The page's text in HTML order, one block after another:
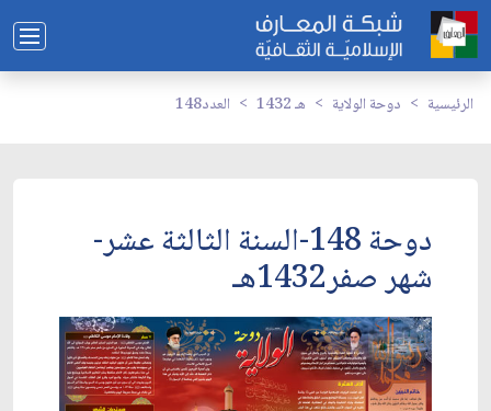
الرئيسية دوحة الولاية 1432 هـ العدد148
دوحة 148-السنة الثالثة عشر-
شهر صفر1432هـ